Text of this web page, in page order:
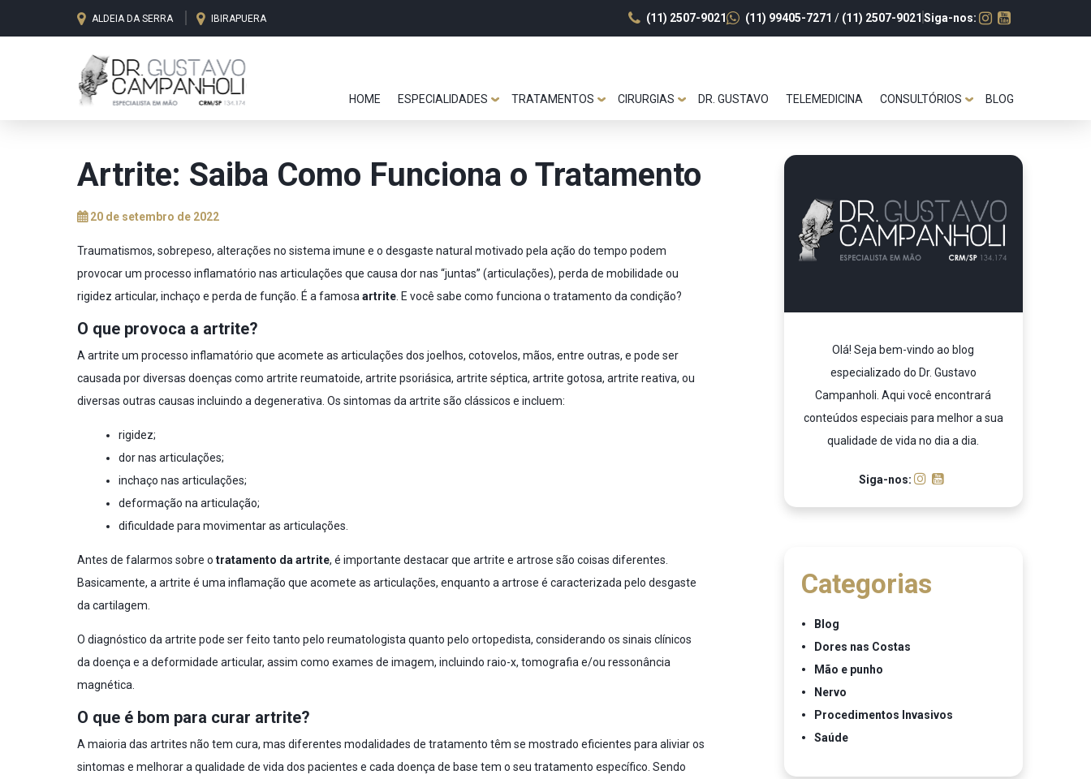
ALDEIA DA SERRA IBIRAPUERA (11) 2507-9021 (11) 99405-7271 / (11) 2507-9021 Siga-nos:
HOME ESPECIALIDADES TRATAMENTOS CIRURGIAS DR. GUSTAVO TELEMEDICINA CONSULTÓRIOS BLOG
Artrite: Saiba Como Funciona o Tratamento
20 de setembro de 2022
Traumatismos, sobrepeso, alterações no sistema imune e o desgaste natural motivado pela ação do tempo podem
provocar um processo inflamatório nas articulações que causa dor nas “juntas” (articulações), perda de mobilidade ou
rigidez articular, inchaço e perda de função. É a famosa artrite . E você sabe como funciona o tratamento da condição?
O que provoca a artrite?
A artrite um processo inflamatório que acomete as articulações dos joelhos, cotovelos, mãos, entre outras, e pode ser
causada por diversas doenças como artrite reumatoide, artrite psoriásica, artrite séptica, artrite gotosa, artrite reativa, ou
diversas outras causas incluindo a degenerativa. Os sintomas da artrite são clássicos e incluem:
rigidez;
dor nas articulações;
inchaço nas articulações;
deformação na articulação;
dificuldade para movimentar as articulações.
Antes de falarmos sobre o tratamento da artrite, é importante destacar que artrite e artrose são coisas diferentes.
Basicamente, a artrite é uma inflamação que acomete as articulações, enquanto a artrose é caracterizada pelo desgaste
da cartilagem.
O diagnóstico da artrite pode ser feito tanto pelo reumatologista quanto pelo ortopedista, considerando os sinais clínicos
da doença e a deformidade articular, assim como exames de imagem, incluindo raio-x, tomografia e/ou ressonância
magnética.
O que é bom para curar artrite?
A maioria das artrites não tem cura, mas diferentes modalidades de tratamento têm se mostrado eficientes para aliviar os
sintomas e melhorar a qualidade de vida dos pacientes e cada doença de base tem o seu tratamento específico. Sendo
Olá! Seja bem-vindo ao blog
especializado do Dr. Gustavo
Campanholi. Aqui você encontrará
conteúdos especiais para melhor a sua
qualidade de vida no dia a dia.
Siga-nos:
Categorias
Blog
Dores nas Costas
Mão e punho
Nervo
Procedimentos Invasivos
Saúde